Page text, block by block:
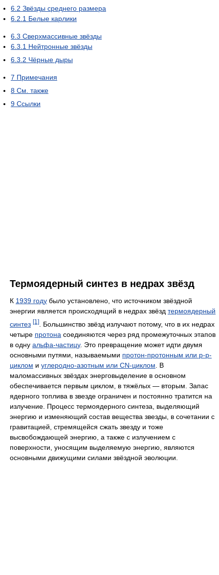
6.2 Звёзды среднего размера
6.2.1 Белые карлики
6.3 Сверхмассивные звёзды
6.3.1 Нейтронные звёзды
6.3.2 Чёрные дыры
7 Примечания
8 См. также
9 Ссылки
Термоядерный синтез в недрах звёзд
К 1939 году было установлено, что источником звёздной
энергии является происходящий в недрах звёзд термоядерный
синтез [1]
. Большинство звёзд излучают потому, что в их недрах
четыре протона соединяются через ряд промежуточных этапов
в одну альфа-частицу. Это превращение может идти двумя
основными путями, называемыми протон-протонным или p-p-
циклом и углеродно-азотным или CN-циклом . В
маломассивных звёздах энерговыделение в основном
обеспечивается первым циклом, в тяжёлых — вторым. Запас
ядерного топлива в звезде ограничен и постоянно тратится на
излучение. Процесс термоядерного синтеза, выделяющий
энергию и изменяющий состав вещества звезды, в сочетании с
гравитацией, стремящейся сжать звезду и тоже
высвобождающей энергию, а также с излучением с
поверхности, уносящим выделяемую энергию, являются
основными движущими силами звёздной эволюции.